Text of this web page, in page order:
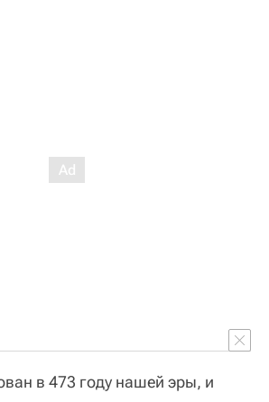
в 473 году нашей эры, и